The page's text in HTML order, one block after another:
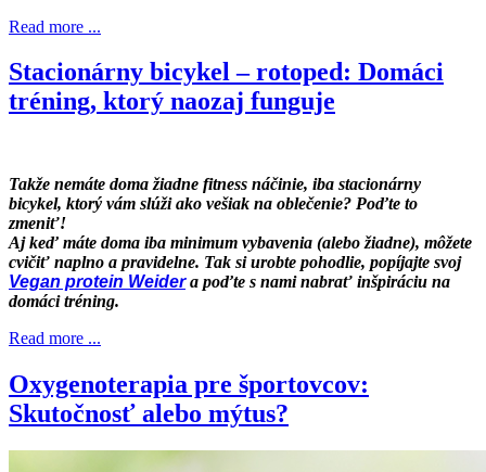
Read more ...
Stacionárny bicykel – rotoped: Domáci
tréning, ktorý naozaj funguje
Takže nemáte doma žiadne fitness náčinie, iba stacionárny
bicykel, ktorý vám slúži ako vešiak na oblečenie? Poďte to
zmeniť!
Aj keď máte doma iba minimum vybavenia (alebo žiadne), môžete
cvičiť naplno a pravidelne. Tak si urobte pohodlie, popíjajte svoj
Vegan protein Weider a poďte s nami nabrať inšpiráciu na
domáci tréning.
Read more ...
Oxygenoterapia pre športovcov:
Skutočnosť alebo mýtus?